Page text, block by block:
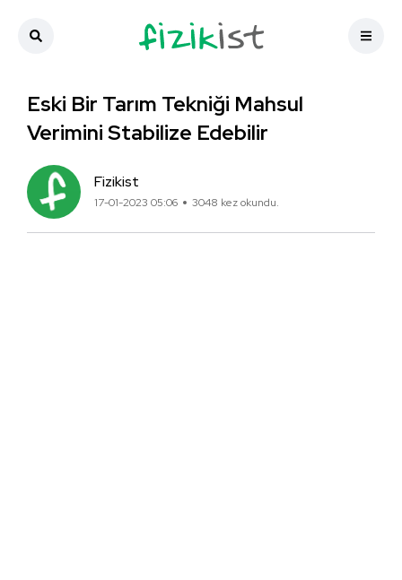
Eski Bir Tarım Tekniği Mahsul
Verimini Stabilize Edebilir
Fizikist
17-01-2023 05:06 3048 kez okundu.